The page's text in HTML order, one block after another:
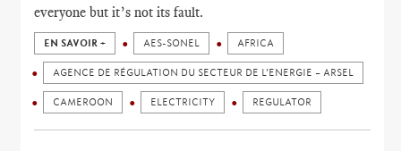
everyone but it’s not its fault.
EN SAVOIR + AES-SONEL AFRICA
AGENCE DE RÉGULATION DU SECTEUR DE L’ENERGIE – ARSEL
CAMEROON ELECTRICITY REGULATOR